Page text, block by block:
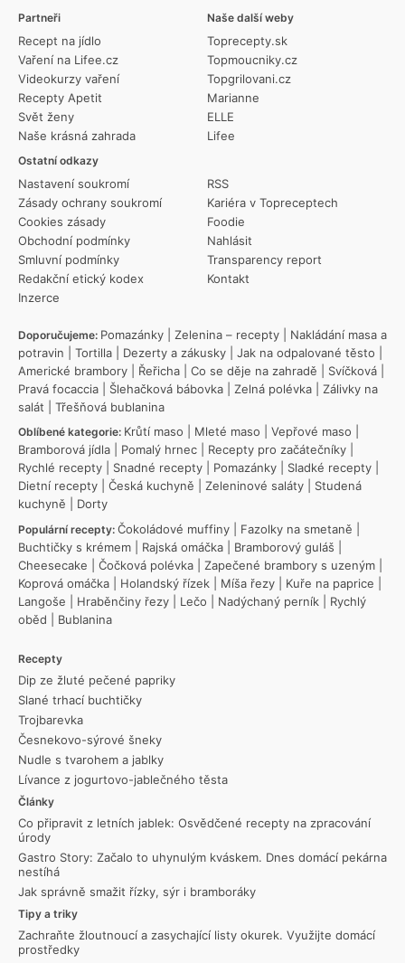
Partneři
Recept na jídlo
Vaření na Lifee.cz
Videokurzy vaření
Recepty Apetit
Svět ženy
Naše krásná zahrada
Ostatní odkazy
Nastavení soukromí
Zásady ochrany soukromí
Cookies zásady
Obchodní podmínky
Smluvní podmínky
Redakční etický kodex
Inzerce
RSS
Kariéra v Topreceptech
Foodie
Nahlásit
Transparency report
Kontakt
Naše další weby
Toprecepty.sk
Topmoucniky.cz
Topgrilovani.cz
Marianne
ELLE
Lifee
Doporučujeme: Pomazánky Zelenina – recepty
Nakládání masa a
potravin
Tortilla Dezerty a zákusky Jak na odpalované těsto
Americké brambory
Řeřicha Co se děje na zahradě Svíčková
Pravá focaccia
Šlehačková bábovka Zelná polévka
Zálivky na
salát
Třešňová bublanina
Oblíbené kategorie: Krůtí maso Mleté maso Vepřové maso
Bramborová jídla
Pomalý hrnec Recepty pro začátečníky
Rychlé recepty
Snadné recepty Pomazánky Sladké recepty
Dietní recepty
Česká kuchyně Zeleninové saláty
Studená
kuchyně
Dorty
Populární recepty: Čokoládové muffiny Fazolky na smetaně
Buchtičky s krémem
Rajská omáčka Bramborový guláš
Cheesecake
Čočková polévka Zapečené brambory s uzeným
Koprová omáčka
Holandský řízek Míša řezy Kuře na paprice
Langoše
Hraběnčiny řezy Lečo Nadýchaný perník
Rychlý
oběd
Bublanina
Recepty
Dip ze žluté pečené papriky
Slané trhací buchtičky
Trojbarevka
Česnekovo-sýrové šneky
Nudle s tvarohem a jablky
Lívance z jogurtovo-jablečného těsta
Články
Co připravit z letních jablek: Osvědčené recepty na zpracování
úrody
Gastro Story: Začalo to uhynulým kváskem. Dnes domácí pekárna
nestíhá
Jak správně smažit řízky, sýr i bramboráky
Tipy a triky
Zachraňte žloutnoucí a zasychající listy okurek. Využijte domácí
prostředky